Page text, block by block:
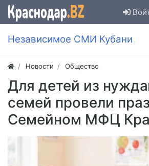
Независимое СМИ Кубани
Новости Общество
Для детей из
семей провели
Семейном МФЦ